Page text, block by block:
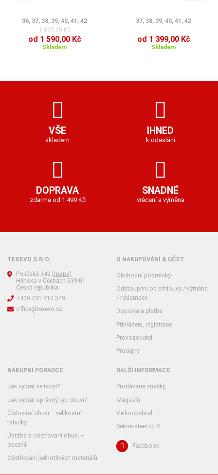
36, 37, 38, 39, 40, 41, 42
1 899,00 Kč
od 1 590,00 Kč
Skladem
37, 38, 39, 40, 41, 42
od 1 399,00 Kč
Skladem
VŠE
skladem
IHNED
k odeslání
DOPRAVA
zdarma od 1 499 Kč
SNADNÉ
vrácení a výměna
TEXEVO S.R.O.
Poličská 342 (mapa)
Hlinsko v Čechách 539 01
Česká republika
+420 731 517 349
office@texevo.cz
O NAKUPOVÁNÍ & ÚČET
Obchodní podmínky
Odstoupení od smlouvy / výměna
/ reklamace
Doprava a platba
Přihlášení, registrace
Provozovatel
Prodejny
NÁKUPNÍ PORADCE
Jak vybrat velikost?
Jak vybrat správný typ obuvi?
Číslování obuvi – velikostní
tabulky
Údržba a ošetřování obuvi –
obecně
Ošetřování jednotlivých materiálů
DALŠÍ INFORMACE
Prodávané značky
Magazín
Velkoobchod
Selma-steel.cz
Facebook